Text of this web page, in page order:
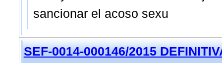
sancionar el acoso sexu
SEF-0014-000146/2015